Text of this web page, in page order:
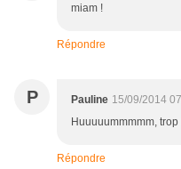
miam !
Répondre
P Pauline 15/09/2014
Huuuuummmmm,
Répondre